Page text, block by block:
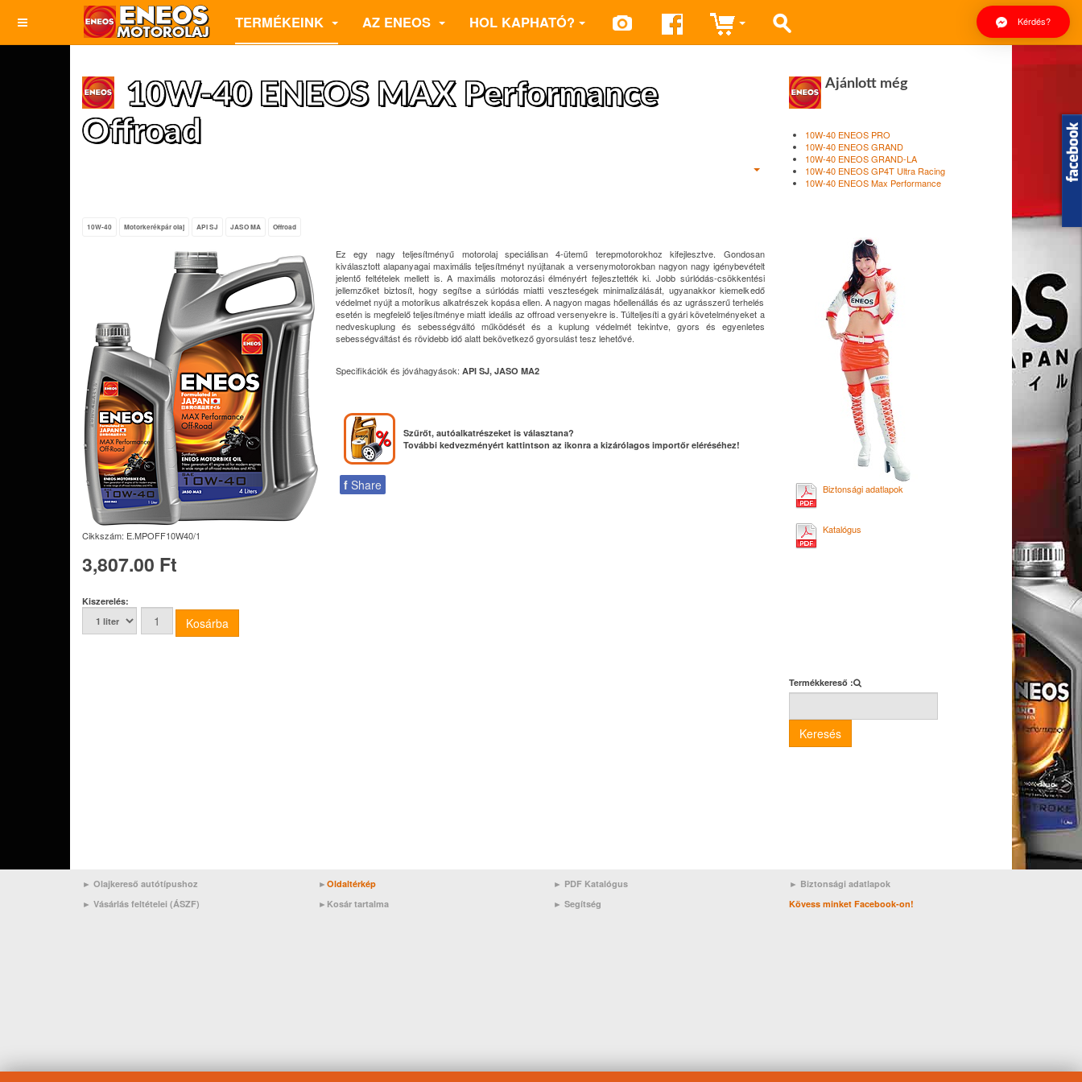
Kérdés?
TERMÉKEINK AZ ENEOS HOL KAPHATÓ?
10W-40 ENEOS MAX Performance
Offroad
10W-40 Motorkerékpár olaj API SJ JASO MA Offroad
Ez egy nagy teljesítményű motorolaj speciálisan 4-ütemű terepmotorokhoz kifejlesztve. Gondosan
kiválasztott alapanyagai maximális teljesítményt nyújtanak a versenymotorokban nagyon nagy igénybevételt
jelentő feltételek mellett is. A maximális motorozási élményért fejlesztették ki. Jobb súrlódás-csökkentési
jellemzőket biztosít, hogy segítse a súrlódás miatti veszteségek minimalizálását, ugyanakkor kiemelkedő
védelmet nyújt a motorikus alkatrészek kopása ellen. A nagyon magas hőellenállás és az ugrásszerű terhelés
esetén is megfelelő teljesítménye miatt ideális az offroad versenyekre is. Túlteljesíti a gyári követelményeket a
nedveskuplung és sebességváltó működését és a kuplung védelmét tekintve, gyors és egyenletes
sebességváltást és rövidebb idő alatt bekövetkező gyorsulást tesz lehetővé.
Specifikációk és jóváhagyások: API SJ, JASO MA2
Szűrőt, autóalkatrészeket is választana?
További kedvezményért kattintson az ikonra a kizárólagos importőr eléréséhez!
f Share
Cikkszám: E.MPOFF10W40/1
3,807.00 Ft
Kiszerelés:
Ajánlott még
10W-40 ENEOS PRO
10W-40 ENEOS GRAND
10W-40 ENEOS GRAND-LA
10W-40 ENEOS GP4T Ultra Racing
10W-40 ENEOS Max Performance
Biztonsági adatlapok
Katalógus
Termékkereső :
Keresés
► Olajkereső autótípushoz
► Vásárlás feltételei (ÁSZF)
► Oldaltérkép
► Kosár tartalma
► PDF Katalógus
► Segítség
► Biztonsági adatlapok
Kövess minket Facebook-on!